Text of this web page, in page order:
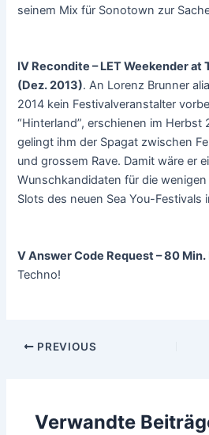
seinem Mix für Sonotown zur
IV Recondite – LET Weekender at
(Dez. 2013). An Lorenz Brunner
2014 kein Festivalveranstalter
“Hinterland”, erschienen im Herbst
gelingt ihm der Spagat zwischen
und grossem Rave. Damit wäre er
Wunschkandidaten für die
Slots des neuen Sea You-Festivals
V Answer Code Request – 80
Techno!
Post
PREVIOUS
Verwandte